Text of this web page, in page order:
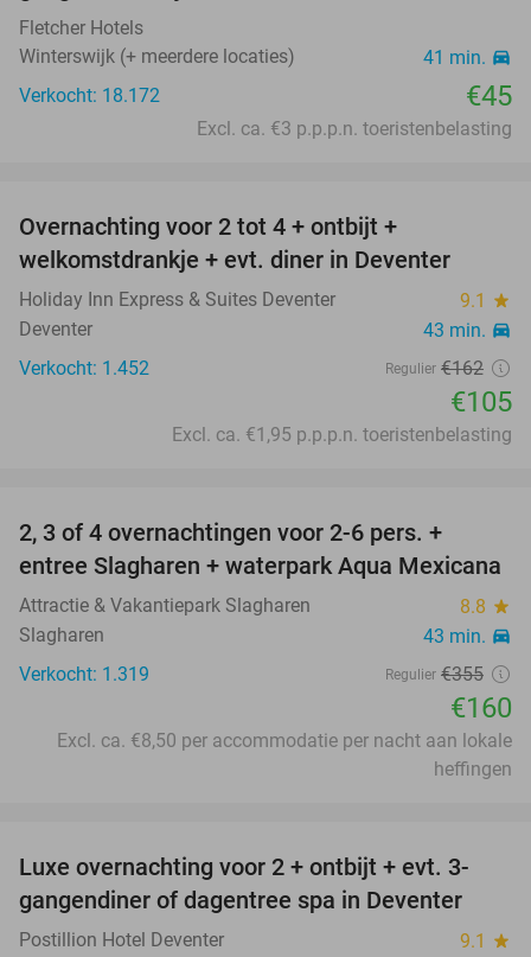
Fletcher Hotels
Winterswijk (+ meerdere locaties)
41 min. directions_car
Verkocht: 18.172 €45
Excl. ca. €3 p.p.p.n. toeristenbelasting
Overnachting voor 2 tot 4 + ontbijt +
welkomstdrankje + evt. diner in Deventer
Holiday Inn Express & Suites Deventer 9.1 star
Deventer 43 min. directions_car
Verkocht: 1.452 Regulier €162
€105
Excl. ca. €1,95 p.p.p.n. toeristenbelasting
2, 3 of 4 overnachtingen voor 2-6 pers. +
entree Slagharen + waterpark Aqua Mexicana
Attractie & Vakantiepark Slagharen 8.8 star
Slagharen 43 min. directions_car
Verkocht: 1.319 Regulier €355
€160
Excl. ca. €8,50 per accommodatie per nacht aan lokale
heffingen
Luxe overnachting voor 2 + ontbijt + evt. 3-
gangendiner of dagentree spa in Deventer
Postillion Hotel Deventer 9.1 star